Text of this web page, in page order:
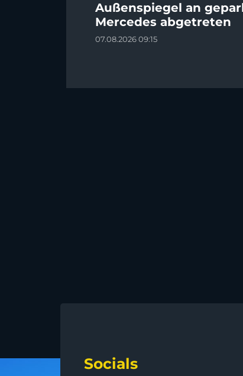
Außenspiegel an
Mercedes abgetreten
07.08.2026 09:15
Socials